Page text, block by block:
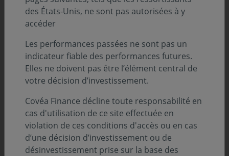
des États-Unis, ne sont pas autorisées à y
accéder
Les performances passées ne sont pas un
indicateur fiable des performances futures.
Elles ne doivent pas être l’élément central de
votre décision d’investissement.
Covéa Finance décline toute responsabilité en
cas d'utilisation de ce site effectuée en
violation de ces conditions d'accès ou en cas
d’une décision d’investissement ou de
désinvestissement prise sur la base des